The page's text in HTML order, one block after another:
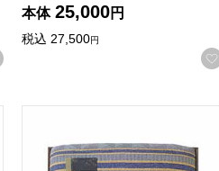
お気に入りに登録する
本体 25,000円
税込 27,500円